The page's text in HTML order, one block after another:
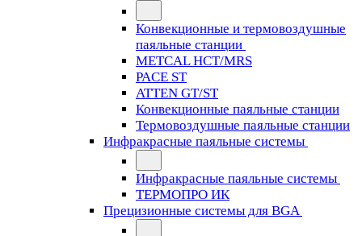
Конвекционные и термовоздушные
паяльные станции
METCAL HCT/MRS
PACE ST
ATTEN GT/ST
Конвекционные паяльные станции
Термовоздушные паяльные станции
Инфракрасные паяльные системы
Инфракрасные паяльные системы
ТЕРМОПРО ИК
Прецизионные системы для BGA